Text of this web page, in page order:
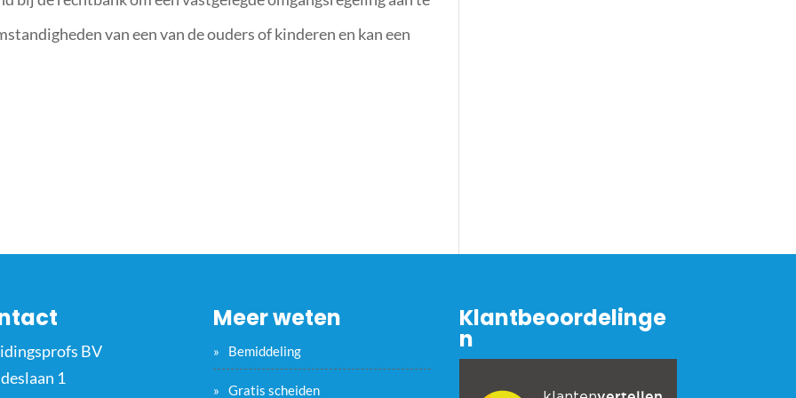
van een van de ouders of kinderen en kan een
BV
1
Meer weten
Bemiddeling
Gratis scheiden
Klantbeoordelinge
n